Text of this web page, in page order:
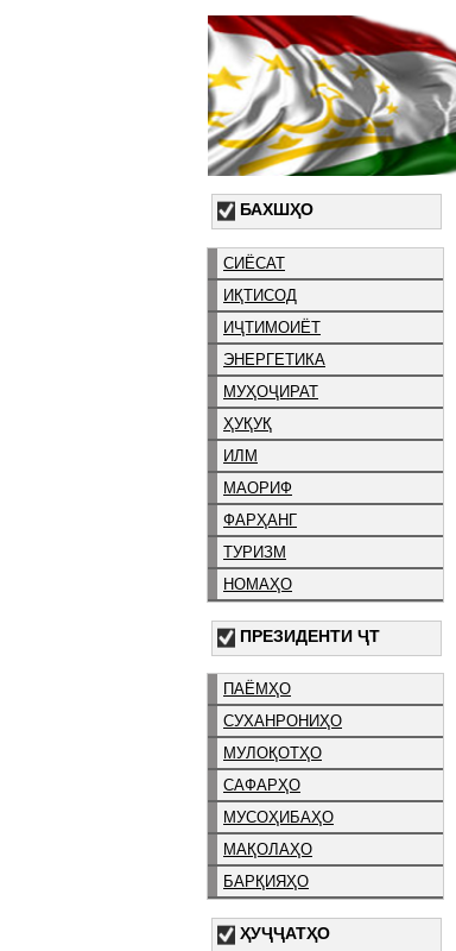
БАХШҲО
СИЁСАТ
ИҚТИСОД
ИҶТИМОИЁТ
ЭНЕРГЕТИКА
МУҲОҶИРАТ
ҲУҚУҚ
ИЛМ
МАОРИФ
ФАРҲАНГ
ТУРИЗМ
НОМАҲО
ПРЕЗИДЕНТИ ҶТ
ПАЁМҲО
СУХАНРОНИҲО
МУЛОҚОТҲО
САФАРҲО
МУСОҲИБАҲО
МАҚОЛАҲО
БАРҚИЯҲО
ҲУҶҶАТҲО